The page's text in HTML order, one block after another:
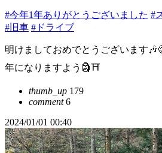
#今年1年ありがとうございました #
#旧車 #ドライブ
明けましておめでとうございます
年になりますよう🗿⛩️
thumb_up 179
comment6
2024/01/01 00:40